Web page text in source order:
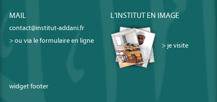
MAIL
contact@institut-addani.fr
> ou via le formulaire en ligne
L’INSTITUT EN IMAGE
> je visite
widget footer